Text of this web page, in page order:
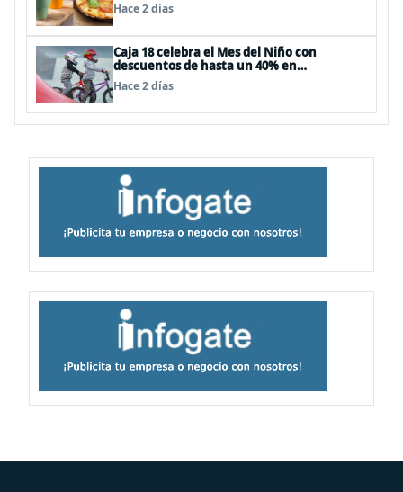
Hace 2 días
Caja 18 celebra el Mes del Niño con
descuentos de hasta un 40% en
panoramas, cine, shows y streaming
Hace 2 días